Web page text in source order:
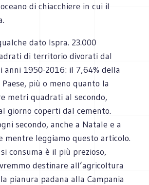
di chiacchiere in cui il
dato Ispra. 23.000
di territorio divorati dal
anni 1950-2016: il 7,64% della
più o meno quanto la
metri quadrati al secondo,
giorno coperti dal cemento.
secondo, anche a Natale e a
mentre leggiamo questo articolo.
consuma è il più prezioso,
destinare all’agricoltura
pianura padana alla Campania